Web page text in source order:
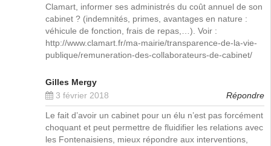
Clamart, informer ses administrés du coût annuel de son
cabinet ? (indemnités, primes, avantages en nature :
véhicule de fonction, frais de repas,…). Voir :
http://www.clamart.fr/ma-mairie/transparence-de-la-vie-
publique/remuneration-des-collaborateurs-de-cabinet/
Gilles Mergy
3 février 2018
Répondre
Le fait d’avoir un cabinet pour un élu n’est pas forcément
choquant et peut permettre de fluidifier les relations avec
les Fontenaisiens, mieux répondre aux interventions,